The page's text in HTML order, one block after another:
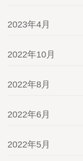
2023年4月
2022年10月
2022年8月
2022年6月
2022年5月